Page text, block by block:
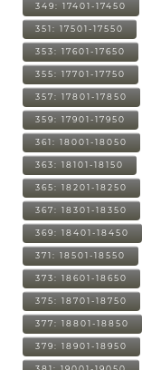
349: 17401-17450
351: 17501-17550
353: 17601-17650
355: 17701-17750
357: 17801-17850
359: 17901-17950
361: 18001-18050
363: 18101-18150
365: 18201-18250
367: 18301-18350
369: 18401-18450
371: 18501-18550
373: 18601-18650
375: 18701-18750
377: 18801-18850
379: 18901-18950